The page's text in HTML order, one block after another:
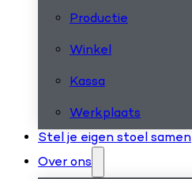
Productie
Winkel
Kassa
Werkplaats
Stel je eigen stoel samen
Over ons